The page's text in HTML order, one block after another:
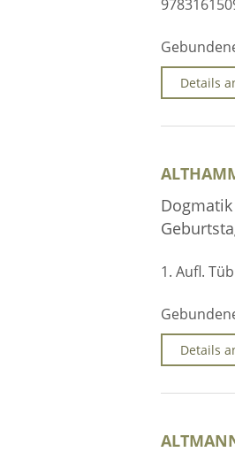
Details
1. Aufl.
Details